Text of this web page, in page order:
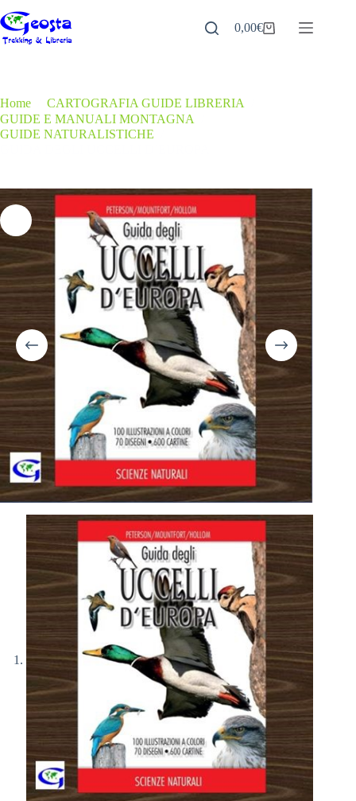
al
contenuto
Carrello
0,00€
Home CARTOGRAFIA GUIDE LIBRERIA
GUIDE E MANUALI MONTAGNA
GUIDE NATURALISTICHE